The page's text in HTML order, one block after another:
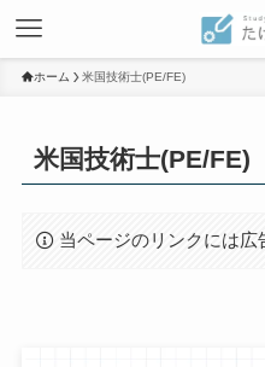
ホーム 米国技術士(PE/FE)
米国技術士(PE/FE)
当ページのリンクには広